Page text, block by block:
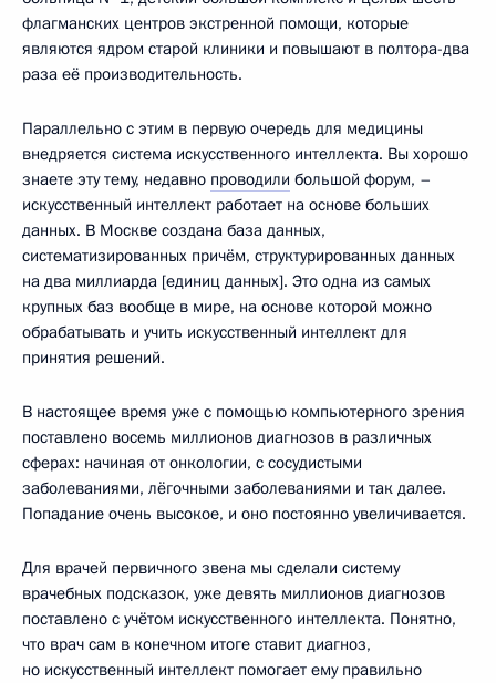
флагманских центров экстренной помощи, которые
являются ядром старой клиники и повышают в полтора-два
раза её производительность.
Параллельно с этим в первую очередь для медицины
внедряется система искусственного интеллекта. Вы хорошо
знаете эту тему, недавно проводили большой форум, –
искусственный интеллект работает на основе больших
данных. В Москве создана база данных,
систематизированных причём, структурированных данных
на два миллиарда [единиц данных]. Это одна из самых
крупных баз вообще в мире, на основе которой можно
обрабатывать и учить искусственный интеллект для
принятия решений.
В настоящее время уже с помощью компьютерного зрения
поставлено восемь миллионов диагнозов в различных
сферах: начиная от онкологии, с сосудистыми
заболеваниями, лёгочными заболеваниями и так далее.
Попадание очень высокое, и оно постоянно увеличивается.
Для врачей первичного звена мы сделали систему
врачебных подсказок, уже девять миллионов диагнозов
поставлено с учётом искусственного интеллекта. Понятно,
что врач сам в конечном итоге ставит диагноз,
но искусственный интеллект помогает ему правильно